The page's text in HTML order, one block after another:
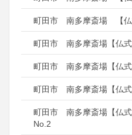
町田市 南多摩斎場 【
町田市 南多摩斎場【仏式
町田市 南多摩斎場【仏
町田市 南多摩斎場【仏式
町田市 南多摩斎場【仏
No.2